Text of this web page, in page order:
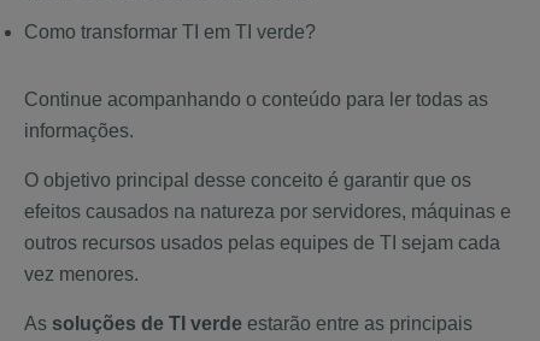
Como transformar TI em TI verde?
Continue acompanhando o conteúdo para ler todas as
informações.
O objetivo principal desse conceito é garantir que os
efeitos causados na natureza por servidores, máquinas e
outros recursos usados pelas equipes de TI sejam cada
vez menores.
As soluções de TI verde estarão entre as principais